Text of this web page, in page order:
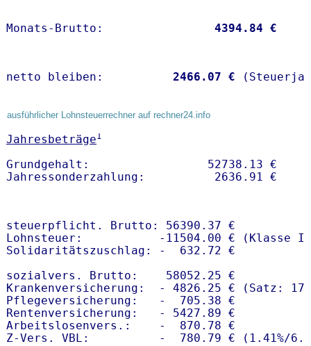
Monats-Brutto: 4394.84 €
netto bleiben: 2466.07 €
ausführlicher Lohnsteuerrechner auf rechner24.info
Jahresbeträge1
Grundgehalt:                 52738.13 €
steuerpflicht. Brutto: 56390.37 €
Lohnsteuer:           -11504.00 € (Klasse I)
Solidaritätszuschlag: -  632.72 €
sozialvers. Brutto:    58052.25 €
Krankenversicherung:  - 4826.25 € (Satz:
Pflegeversicherung:   -  705.38 €
Rentenversicherung:   - 5427.89 €
Arbeitslosenvers.:    -  870.78 €
Z-Vers. VBL:          -  780.79 € ( 1.41%/